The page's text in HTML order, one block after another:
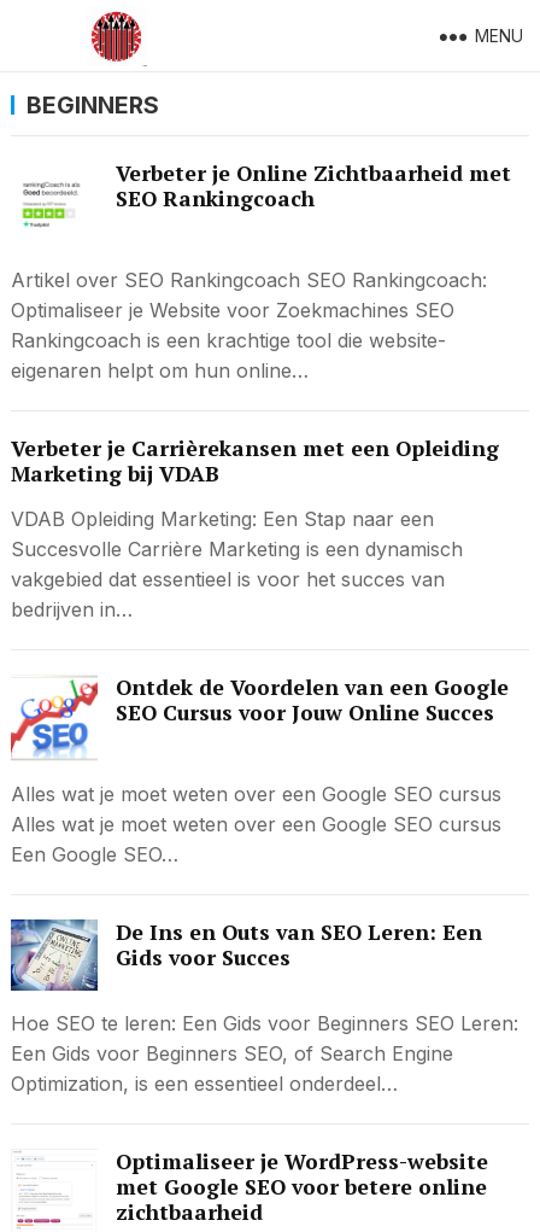
MENU
BEGINNERS
Verbeter je Online Zichtbaarheid met
SEO Rankingcoach
Artikel over SEO Rankingcoach SEO Rankingcoach:
Optimaliseer je Website voor Zoekmachines SEO
Rankingcoach is een krachtige tool die website-
eigenaren helpt om hun online…
Verbeter je Carrièrekansen met een Opleiding
Marketing bij VDAB
VDAB Opleiding Marketing: Een Stap naar een
Succesvolle Carrière Marketing is een dynamisch
vakgebied dat essentieel is voor het succes van
bedrijven in…
Ontdek de Voordelen van een Google
SEO Cursus voor Jouw Online Succes
Alles wat je moet weten over een Google SEO cursus
Alles wat je moet weten over een Google SEO cursus
Een Google SEO…
De Ins en Outs van SEO Leren: Een
Gids voor Succes
Hoe SEO te leren: Een Gids voor Beginners SEO Leren:
Een Gids voor Beginners SEO, of Search Engine
Optimization, is een essentieel onderdeel…
Optimaliseer je WordPress-website
met Google SEO voor betere online
zichtbaarheid